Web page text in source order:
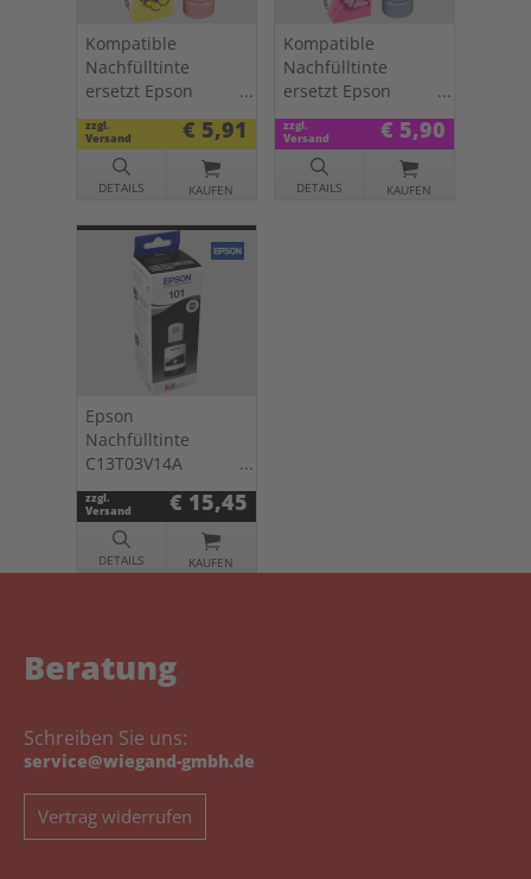
Kompatible
Nachfülltinte
ersetzt Epson
C13T03V44A 101
yellow
zzgl.
Versand
€ 5,91
DETAILS KAUFEN
Kompatible
Nachfülltinte
ersetzt Epson
C13T03V34A 101
magenta
zzgl.
Versand
€ 5,90
DETAILS KAUFEN
Epson
Nachfülltinte
C13T03V14A
schwarz 101
zzgl.
Versand
€ 15,45
DETAILS KAUFEN
Beratung
Schreiben Sie uns:
service@wiegand-gmbh.de
Vertrag widerrufen